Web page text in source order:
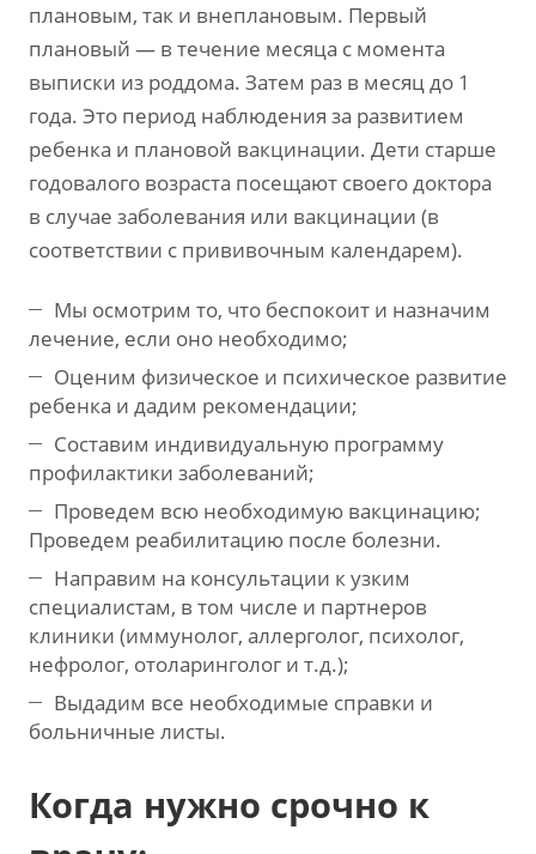
плановым, так и внеплановым. Первый
плановый — в течение месяца с момента
выписки из роддома. Затем раз в месяц до 1
года. Это период наблюдения за развитием
ребенка и плановой вакцинации. Дети старше
годовалого возраста посещают своего доктора
в случае заболевания или вакцинации (в
соответствии с прививочным календарем).
Мы осмотрим то, что беспокоит и назначим
лечение, если оно необходимо;
Оценим физическое и психическое развитие
ребенка и дадим рекомендации;
Составим индивидуальную программу
профилактики заболеваний;
Проведем всю необходимую вакцинацию;
Проведем реабилитацию после болезни.
Направим на консультации к узким
специалистам, в том числе и партнеров
клиники (иммунолог, аллерголог, психолог,
нефролог, отоларинголог и т.д.);
Выдадим все необходимые справки и
больничные листы.
Когда нужно срочно к